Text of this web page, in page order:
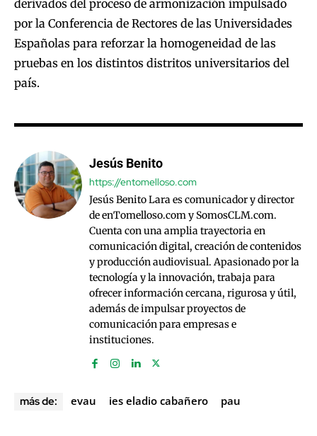
derivados del proceso de armonización impulsado
por la Conferencia de Rectores de las Universidades
Españolas para reforzar la homogeneidad de las
pruebas en los distintos distritos universitarios del
país.
Jesús Benito
https://entomelloso.com
Jesús Benito Lara es comunicador y director
de enTomelloso.com y SomosCLM.com.
Cuenta con una amplia trayectoria en
comunicación digital, creación de contenidos
y producción audiovisual. Apasionado por la
tecnología y la innovación, trabaja para
ofrecer información cercana, rigurosa y útil,
además de impulsar proyectos de
comunicación para empresas e
instituciones.
más de: evau ies eladio cabañero pau